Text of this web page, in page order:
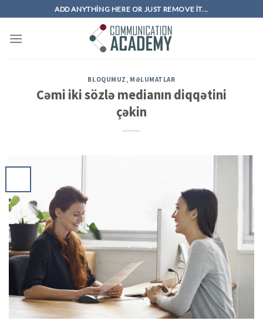
to
content
ADD ANYTHING HERE OR JUST REMOVE IT...
BLOQUMUZ , MƏLUMATLAR
Cəmi iki sözlə medianın diqqətini
çəkin